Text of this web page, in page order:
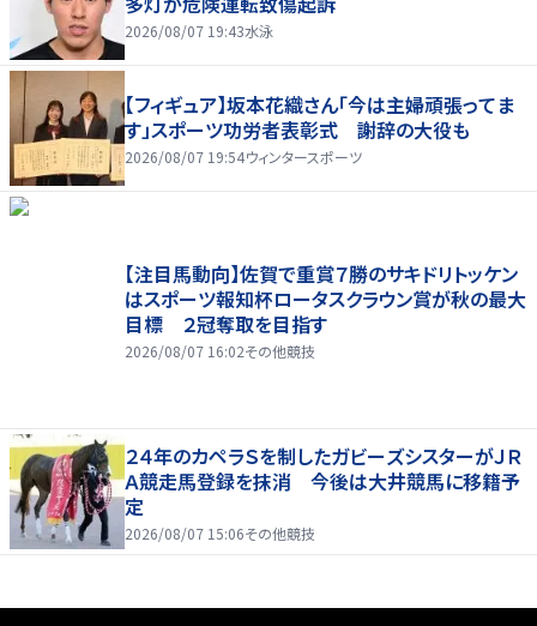
2026/08/07 19:43水泳
【フィギュア】坂本花織さん「今は主婦頑張ってま
す」スポーツ功労者表彰式 謝辞の大役も
2026/08/07 19:54ウィンタースポーツ
【注目馬動向】佐賀で重賞７勝のサキドリトッケン
はスポーツ報知杯ロータスクラウン賞が秋の最大
目標 ２冠奪取を目指す
2026/08/07 16:02その他競技
２４年のカペラＳを制したガビーズシスターがＪＲ
Ａ競走馬登録を抹消 今後は大井競馬に移籍予
定
2026/08/07 15:06その他競技